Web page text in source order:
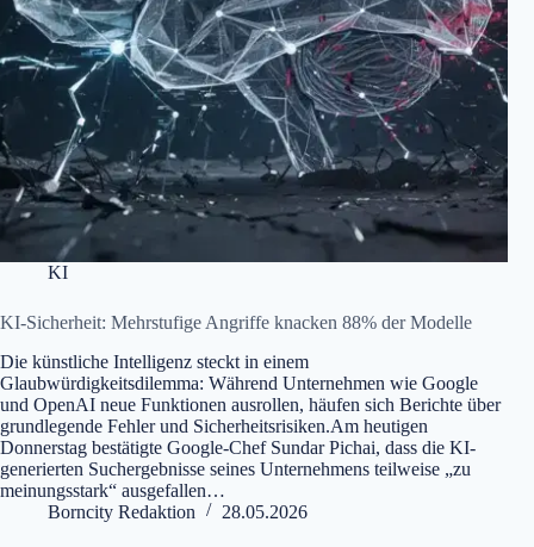
KI
KI-Sicherheit: Mehrstufige Angriffe knacken 88% der Modelle
Die künstliche Intelligenz steckt in einem
Glaubwürdigkeitsdilemma: Während Unternehmen wie Google
und OpenAI neue Funktionen ausrollen, häufen sich Berichte über
grundlegende Fehler und Sicherheitsrisiken.Am heutigen
Donnerstag bestätigte Google-Chef Sundar Pichai, dass die KI-
generierten Suchergebnisse seines Unternehmens teilweise „zu
meinungsstark“ ausgefallen…
Borncity Redaktion
28.05.2026